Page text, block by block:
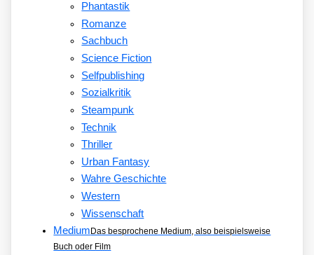
Phantastik
Romanze
Sachbuch
Science Fiction
Selfpublishing
Sozialkritik
Steampunk
Technik
Thriller
Urban Fantasy
Wahre Geschichte
Western
Wissenschaft
Medium Das besprochene Medium, also beispielsweise
Buch oder Film